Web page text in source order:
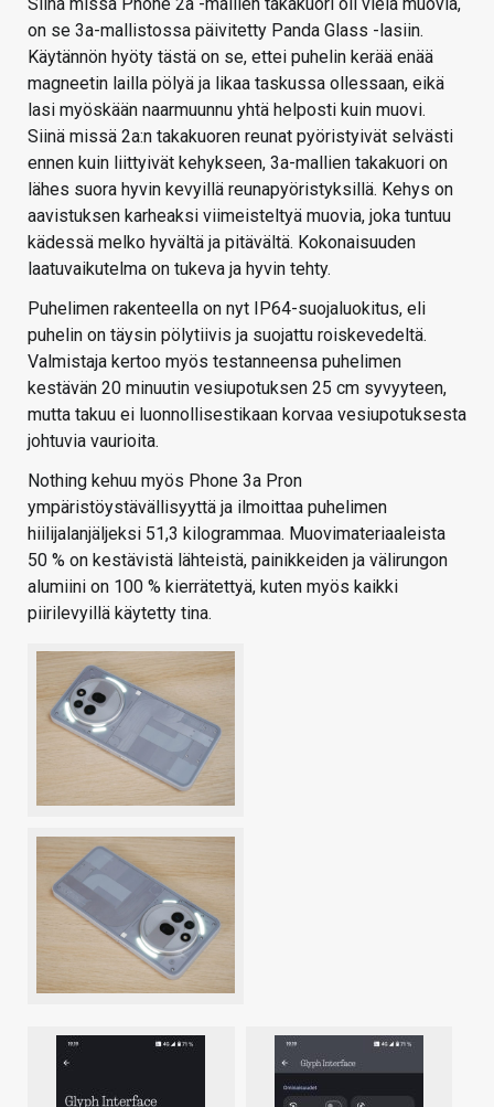
on se 3a-mallistossa päivitetty Panda Glass -lasiin.
Käytännön hyöty tästä on se, ettei puhelin kerää enää
magneetin lailla pölyä ja likaa taskussa ollessaan, eikä
lasi myöskään naarmuunnu yhtä helposti kuin muovi.
Siinä missä 2a:n takakuoren reunat pyöristyivät selvästi
ennen kuin liittyivät kehykseen, 3a-mallien takakuori on
lähes suora hyvin kevyillä reunapyöristyksillä. Kehys on
aavistuksen karheaksi viimeisteltyä muovia, joka tuntuu
kädessä melko hyvältä ja pitävältä. Kokonaisuuden
laatuvaikutelma on tukeva ja hyvin tehty.
Puhelimen rakenteella on nyt IP64-suojaluokitus, eli
puhelin on täysin pölytiivis ja suojattu roiskevedeltä.
Valmistaja kertoo myös testanneensa puhelimen
kestävän 20 minuutin vesiupotuksen 25 cm syvyyteen,
mutta takuu ei luonnollisestikaan korvaa vesiupotuksesta
johtuvia vaurioita.
Nothing kehuu myös Phone 3a Pron
ympäristöystävällisyyttä ja ilmoittaa puhelimen
hiilijalanjäljeksi 51,3 kilogrammaa. Muovimateriaaleista
50 % on kestävistä lähteistä, painikkeiden ja välirungon
alumiini on 100 % kierrätettyä, kuten myös kaikki
piirilevyillä käytetty tina.